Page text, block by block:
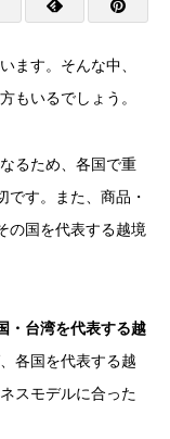
ます。そんな中、
もいるでしょう。
るため、各国で重
です。また、商品・
の国を代表する越境
・台湾を代表する越
各国を代表する越
スモデルに合った